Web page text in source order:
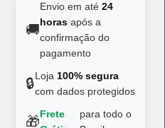
🚚
Envio em até 24
horasapós a
confirmação do
pagamento
🔒Loja 100% segura
com dados protegidos
🎁Frete
para todo o